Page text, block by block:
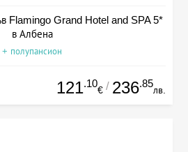
Flamingo Grand Hotel and SPA 5*
в Албена
+ полупансион
121.10
€ / 236.85
лв.